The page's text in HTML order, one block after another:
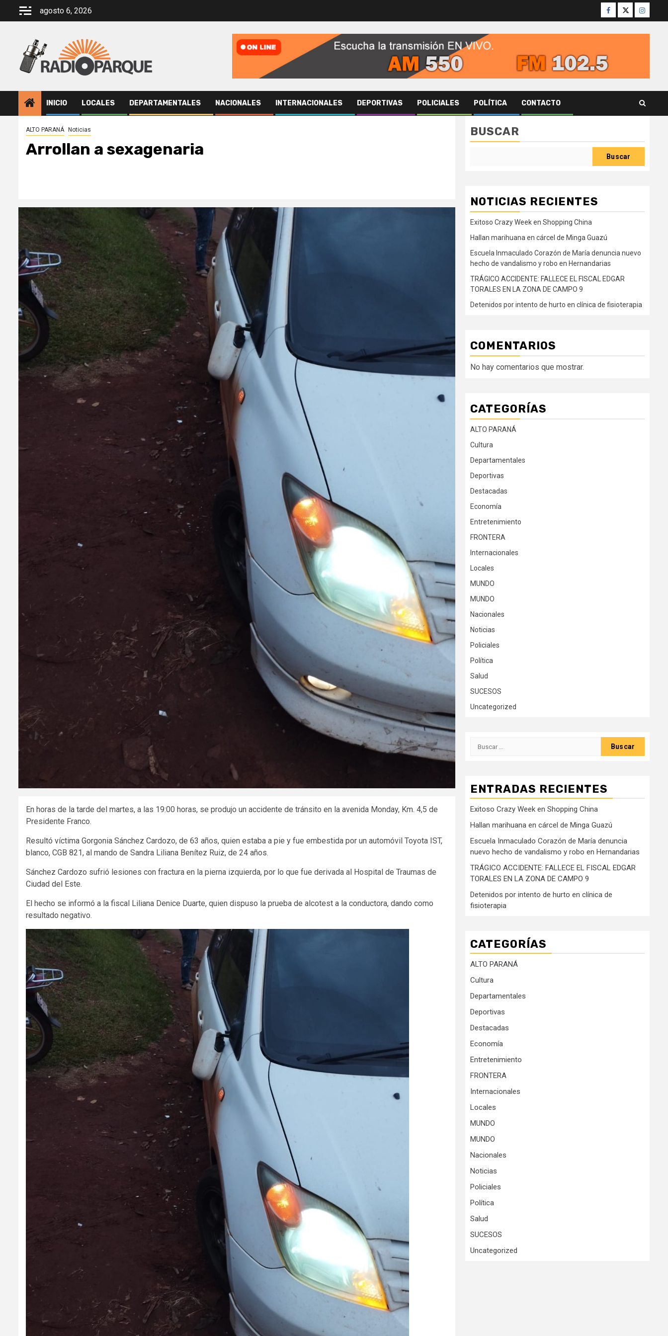
agosto 6, 2026 Facebook
Twitter
INICIO LOCALES DEPARTAMENTALES NACIONALES INTERNACIONALES DEPORTIVAS POLICIALES POLÍTICA CONTACTO
ALTO PARANÁ Noticias
Arrollan a sexagenaria
En horas de la tarde del martes, a las 19:00 horas, se produjo un accidente de tránsito en la avenida Monday, Km. 4,5 de
Presidente Franco.
Resultó víctima Gorgonia Sánchez Cardozo, de 63 años, quien estaba a pie y fue embestida por un automóvil Toyota IST,
blanco, CGB 821, al mando de Sandra Liliana Benítez Ruiz, de 24 años.
Sánchez Cardozo sufrió lesiones con fractura en la pierna izquierda, por lo que fue derivada al Hospital de Traumas de
Ciudad del Este.
El hecho se informó a la fiscal Liliana Denice Duarte, quien dispuso la prueba de alcotest a la conductora, dando como
resultado negativo.
BUSCAR
Buscar
NOTICIAS RECIENTES
Exitoso Crazy Week en Shopping China
Hallan marihuana en cárcel de Minga Guazú
Escuela Inmaculado Corazón de María denuncia nuevo
hecho de vandalismo y robo en Hernandarias
TRÁGICO ACCIDENTE: FALLECE EL FISCAL EDGAR
TORALES EN LA ZONA DE CAMPO 9
Detenidos por intento de hurto en clínica de fisioterapia
COMENTARIOS
No hay comentarios que mostrar.
CATEGORÍAS
ALTO PARANÁ
Cultura
Departamentales
Deportivas
Destacadas
Economía
Entretenimiento
FRONTERA
Internacionales
Locales
MUNDO
MUNDO
Nacionales
Noticias
Policiales
Política
Salud
SUCESOS
Uncategorized
Buscar:
ENTRADAS RECIENTES
Exitoso Crazy Week en Shopping China
Hallan marihuana en cárcel de Minga Guazú
Escuela Inmaculado Corazón de María denuncia
nuevo hecho de vandalismo y robo en Hernandarias
TRÁGICO ACCIDENTE: FALLECE EL FISCAL EDGAR
TORALES EN LA ZONA DE CAMPO 9
Detenidos por intento de hurto en clínica de
fisioterapia
CATEGORÍAS
ALTO PARANÁ
Cultura
Departamentales
Deportivas
Destacadas
Economía
Entretenimiento
FRONTERA
Internacionales
Locales
MUNDO
MUNDO
Nacionales
Noticias
Policiales
Política
Salud
SUCESOS
Uncategorized